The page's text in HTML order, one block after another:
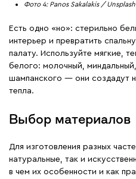
Фото 4: Panos Sakalakis / Unsplash
Есть одно «но»: стерильно
интерьер и превратить
палату. Используйте мягкие,
белого: молочный,
шампанского — они создадут
тепла.
Выбор материалов
Для изготовления разных
натуральные, так и
в чем их особенности и как